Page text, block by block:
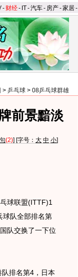
- 财经- IT-汽车- 房产-家居-
> 乒乓球 > 08乒乓球群雄
前景黯淡
(2)] [字号： 大 中 小]
球联盟(ITTF)1
球队全部排名第
队交换了一下位
队排名第4，日本